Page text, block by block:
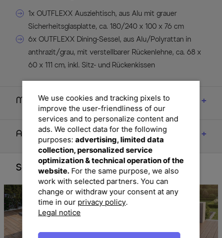
1x OUTFLEXX Ausziehtisch, aus Alu mit grauer
Sicherheitsglasplatte, ca. 180/240 x 100 x 76 cm
6x OUTFLEXX Dining-Sessel, aus Alu/Polyrattan in
anthrazit/grau, mit verstellbarer Rückenlehne, ca. 68 x
60 x 111 cm, inkl. Sitz- und Rückenkissen
Maße
Artikelmerkmale & Materialien
Set Komponenten
We use cookies and tracking pixels to
improve the user-friendliness of our
services and to personalize content and
ads. We collect data for the following
purposes: advertising, limited data
collection, personalized service
optimization & technical operation of the
website.For the same purpose, we also
work with selected partners. You can
change or withdraw your consent at any
time in our privacy policy.
Legal notice